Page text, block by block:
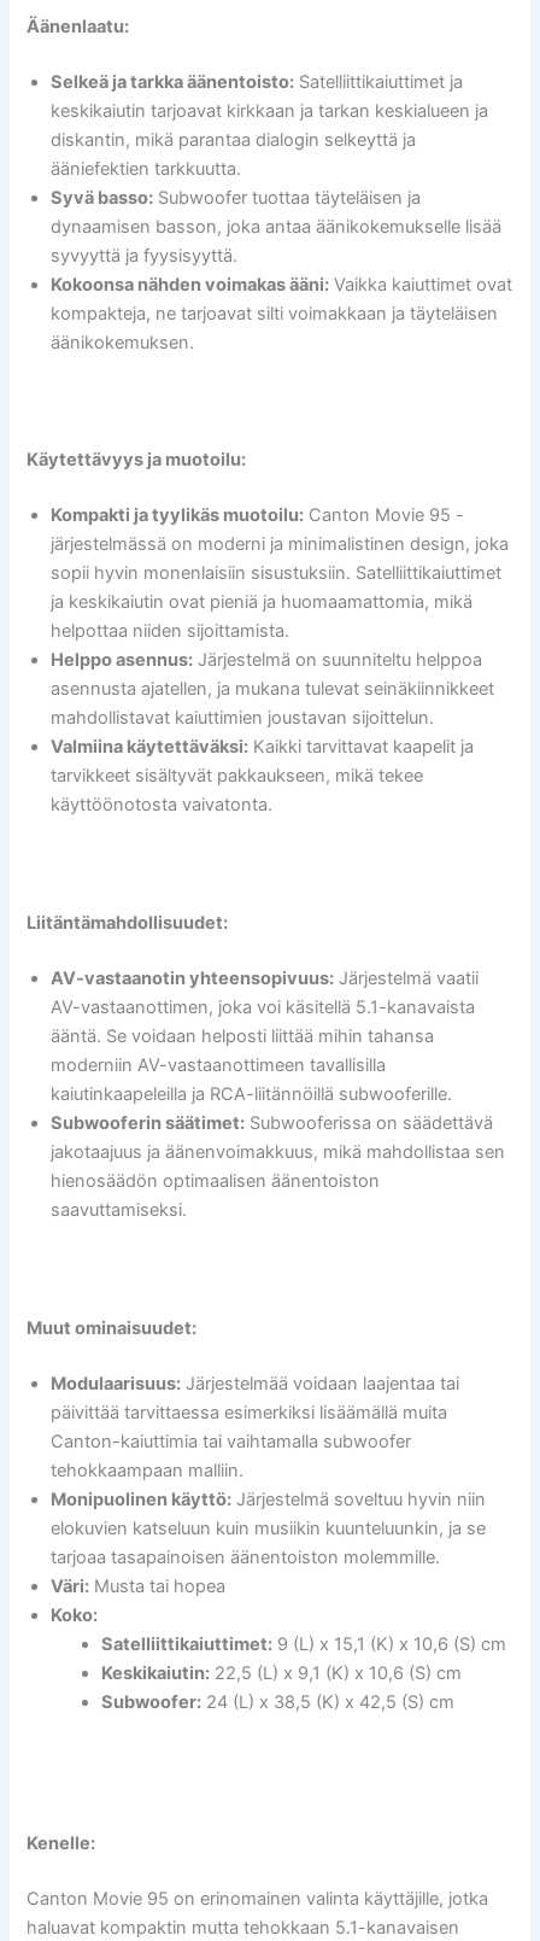
Äänenlaatu:
Selkeä ja tarkka äänentoisto: Satelliittikaiuttimet ja
keskikaiutin tarjoavat kirkkaan ja tarkan keskialueen ja
diskantin, mikä parantaa dialogin selkeyttä ja
ääniefektien tarkkuutta.
Syvä basso: Subwoofer tuottaa täyteläisen ja
dynaamisen basson, joka antaa äänikokemukselle lisää
syvyyttä ja fyysisyyttä.
Kokoonsa nähden voimakas ääni: Vaikka kaiuttimet ovat
kompakteja, ne tarjoavat silti voimakkaan ja täyteläisen
äänikokemuksen.
Käytettävyys ja muotoilu:
Kompakti ja tyylikäs muotoilu: Canton Movie 95 -
järjestelmässä on moderni ja minimalistinen design, joka
sopii hyvin monenlaisiin sisustuksiin. Satelliittikaiuttimet
ja keskikaiutin ovat pieniä ja huomaamattomia, mikä
helpottaa niiden sijoittamista.
Helppo asennus: Järjestelmä on suunniteltu helppoa
asennusta ajatellen, ja mukana tulevat seinäkiinnikkeet
mahdollistavat kaiuttimien joustavan sijoittelun.
Valmiina käytettäväksi: Kaikki tarvittavat kaapelit ja
tarvikkeet sisältyvät pakkaukseen, mikä tekee
käyttöönotosta vaivatonta.
Liitäntämahdollisuudet:
AV-vastaanotin yhteensopivuus: Järjestelmä vaatii
AV-vastaanottimen, joka voi käsitellä 5.1-kanavaista
ääntä. Se voidaan helposti liittää mihin tahansa
moderniin AV-vastaanottimeen tavallisilla
kaiutinkaapeleilla ja RCA-liitännöillä subwooferille.
Subwooferin säätimet: Subwooferissa on säädettävä
jakotaajuus ja äänenvoimakkuus, mikä mahdollistaa sen
hienosäädön optimaalisen äänentoiston
saavuttamiseksi.
Muut ominaisuudet:
Modulaarisuus: Järjestelmää voidaan laajentaa tai
päivittää tarvittaessa esimerkiksi lisäämällä muita
Canton-kaiuttimia tai vaihtamalla subwoofer
tehokkaampaan malliin.
Monipuolinen käyttö: Järjestelmä soveltuu hyvin niin
elokuvien katseluun kuin musiikin kuunteluunkin, ja se
tarjoaa tasapainoisen äänentoiston molemmille.
Väri: Musta tai hopea
Koko:
Satelliittikaiuttimet: 9 (L) x 15,1 (K) x 10,6 (S) cm
Keskikaiutin: 22,5 (L) x 9,1 (K) x 10,6 (S) cm
Subwoofer: 24 (L) x 38,5 (K) x 42,5 (S) cm
Kenelle:
Canton Movie 95 on erinomainen valinta käyttäjille, jotka
haluavat kompaktin mutta tehokkaan 5.1-kanavaisen